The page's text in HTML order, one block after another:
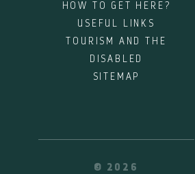
HOW TO GET HERE?
USEFUL LINKS
TOURISM AND THE
DISABLED
SITEMAP
© 2026